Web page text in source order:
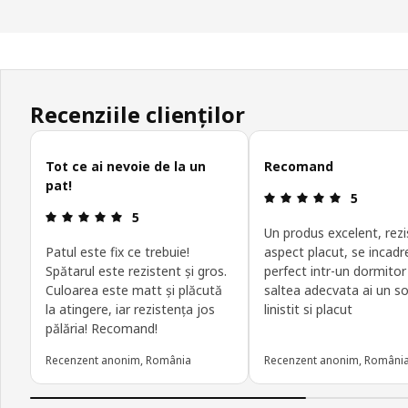
Recenziile clienților
Omite recenziile clienților
Tot ce ai nevoie de la un
pat!
Prezentare generală: 5 din 5 stele
5
Patul este fix ce trebuie!
Spătarul este rezistent și gros.
Culoarea este matt și plăcută
la atingere, iar rezistența jos
pălăria! Recomand!
Recenzent anonim, România
Recomand
5
Un produs excelent,
aspect placut, se
perfect intr-un dormitor
saltea adecvata ai un
linistit si placut
Recenzent anonim, România